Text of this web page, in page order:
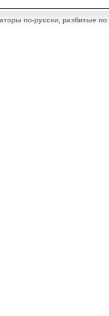
по-русски, разбитые